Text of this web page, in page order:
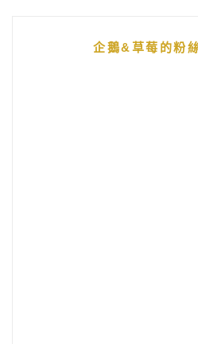
企鵝&草莓的粉